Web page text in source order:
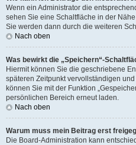
Wenn ein Administrator die
sehen Sie eine Schaltfläche in der
Sie werden dann durch die weiteren
Nach oben
Was bewirkt die „Speichern“-
Hiermit können Sie die geschriebene
späteren Zeitpunkt vervollständigen
können Sie mit der Funktion
persönlichen Bereich erneut laden.
Nach oben
Warum muss mein Beitrag erst
Die Board-Administration kann